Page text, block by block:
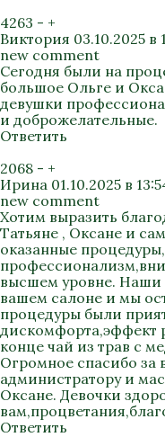
4263 - +
Виктория 03.10.2025 в
new comment
Сегодня были на
большое Ольге и
девушки
и доброжелательные.
Ответить
2068 - +
Ирина 01.10.2025 в
new comment
Хотим выразить
Татьяне , Оксане и
оказанные
высшем уровне. Наши
вашем салоне и мы
процедуры были
дискомфорта,эффект
конце чай из трав с
Огромное спасибо за
администратору и
Оксане. Девочки
Ответить